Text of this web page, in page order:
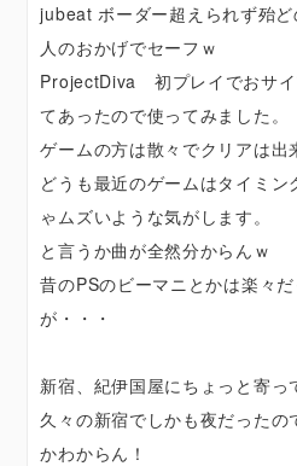
jubeat ボーダー超えられず殆
人のおかげでセーフｗ
ProjectDiva 初プレイでおサイ
てあったので使ってみました。
ゲームの方は散々でクリアは出
どうも最近のゲームはタイミン
ゃムズいような気がします。
と言うか曲が全然分からんｗ
昔のPSのビーマニとかは楽々
が・・・
新宿、紀伊国屋にちょっと寄っ
久々の新宿でしかも夜だったの
かわからん！